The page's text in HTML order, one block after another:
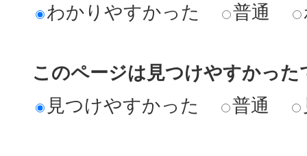
わかりやすかった
普通
このページは見つけやすかった
見つけやすかった
普通